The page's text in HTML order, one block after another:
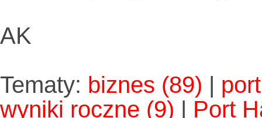
AK
Tematy: biznes (89) | port
wyniki roczne (9) | Port